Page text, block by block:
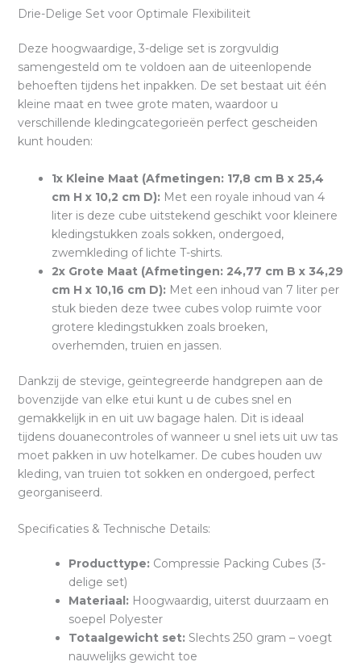
Drie-Delige Set voor Optimale Flexibiliteit
Deze hoogwaardige, 3-delige set is zorgvuldig
samengesteld om te voldoen aan de uiteenlopende
behoeften tijdens het inpakken. De set bestaat uit één
kleine maat en twee grote maten, waardoor u
verschillende kledingcategorieën perfect gescheiden
kunt houden:
1x Kleine Maat (Afmetingen: 17,8 cm B x 25,4
cm H x 10,2 cm D): Met een royale inhoud van 4
liter is deze cube uitstekend geschikt voor kleinere
kledingstukken zoals sokken, ondergoed,
zwemkleding of lichte T-shirts.
2x Grote Maat (Afmetingen: 24,77 cm B x 34,29
cm H x 10,16 cm D): Met een inhoud van 7 liter per
stuk bieden deze twee cubes volop ruimte voor
grotere kledingstukken zoals broeken,
overhemden, truien en jassen.
Dankzij de stevige, geïntegreerde handgrepen aan de
bovenzijde van elke etui kunt u de cubes snel en
gemakkelijk in en uit uw bagage halen. Dit is ideaal
tijdens douanecontroles of wanneer u snel iets uit uw tas
moet pakken in uw hotelkamer. De cubes houden uw
kleding, van truien tot sokken en ondergoed, perfect
georganiseerd.
Specificaties & Technische Details:
Producttype: Compressie Packing Cubes (3-
delige set)
Materiaal: Hoogwaardig, uiterst duurzaam en
soepel Polyester
Totaalgewicht set: Slechts 250 gram – voegt
nauwelijks gewicht toe